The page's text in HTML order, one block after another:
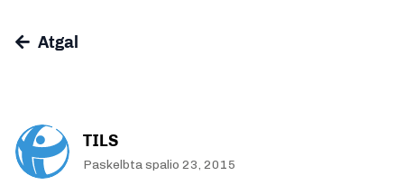
Atgal
TILS
Paskelbta spalio 23, 2015